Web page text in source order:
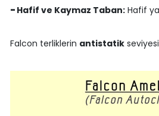
- Hafif ve Kaymaz Taban:Hafif
Falcon terliklerin antistatik